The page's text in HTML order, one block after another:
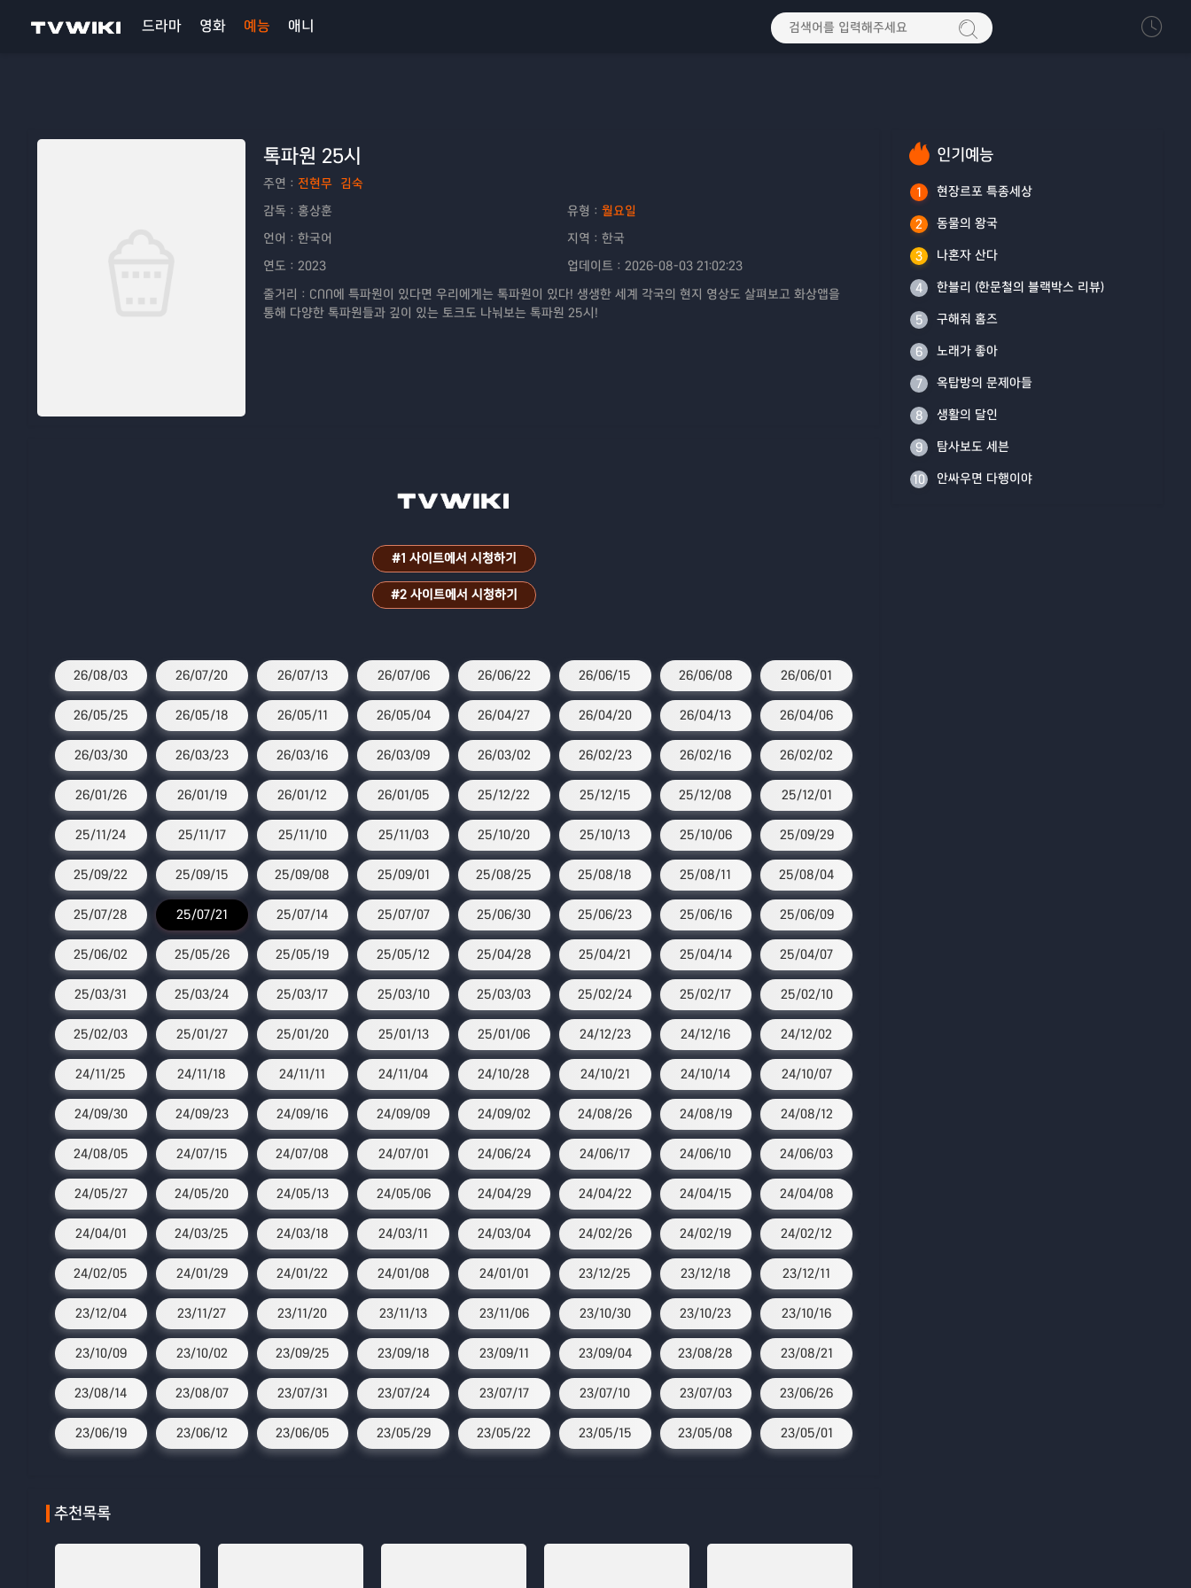
드라마 영화 예능 애니
톡파원 25시
주연： 전현무 김숙
감독： 홍상훈 유형： 월요일
언어： 한국어 지역： 한국
연도： 2023 업데이트： 2026-08-03 21:02:23
줄거리： CNN에 특파원이 있다면 우리에게는 톡파원이 있다! 생생한 세계 각국의 현지 영상도 살펴보고 화상앱을
통해 다양한 톡파원들과 깊이 있는 토크도 나눠보는 톡파원 25시!
#1 사이트에서 시청하기
#2 사이트에서 시청하기
26/08/03 26/07/20 26/07/13 26/07/06 26/06/22 26/06/15 26/06/08 26/06/01
26/05/25 26/05/18 26/05/11 26/05/04 26/04/27 26/04/20 26/04/13 26/04/06
26/03/30 26/03/23 26/03/16 26/03/09 26/03/02 26/02/23 26/02/16 26/02/02
26/01/26 26/01/19 26/01/12 26/01/05 25/12/22 25/12/15 25/12/08 25/12/01
25/11/24 25/11/17 25/11/10 25/11/03 25/10/20 25/10/13 25/10/06 25/09/29
25/09/22 25/09/15 25/09/08 25/09/01 25/08/25 25/08/18 25/08/11 25/08/04
25/07/28 25/07/21 25/07/14 25/07/07 25/06/30 25/06/23 25/06/16 25/06/09
25/06/02 25/05/26 25/05/19 25/05/12 25/04/28 25/04/21 25/04/14 25/04/07
25/03/31 25/03/24 25/03/17 25/03/10 25/03/03 25/02/24 25/02/17 25/02/10
25/02/03 25/01/27 25/01/20 25/01/13 25/01/06 24/12/23 24/12/16 24/12/02
24/11/25 24/11/18 24/11/11 24/11/04 24/10/28 24/10/21 24/10/14 24/10/07
24/09/30 24/09/23 24/09/16 24/09/09 24/09/02 24/08/26 24/08/19 24/08/12
24/08/05 24/07/15 24/07/08 24/07/01 24/06/24 24/06/17 24/06/10 24/06/03
24/05/27 24/05/20 24/05/13 24/05/06 24/04/29 24/04/22 24/04/15 24/04/08
24/04/01 24/03/25 24/03/18 24/03/11 24/03/04 24/02/26 24/02/19 24/02/12
24/02/05 24/01/29 24/01/22 24/01/08 24/01/01 23/12/25 23/12/18 23/12/11
23/12/04 23/11/27 23/11/20 23/11/13 23/11/06 23/10/30 23/10/23 23/10/16
23/10/09 23/10/02 23/09/25 23/09/18 23/09/11 23/09/04 23/08/28 23/08/21
23/08/14 23/08/07 23/07/31 23/07/24 23/07/17 23/07/10 23/07/03 23/06/26
23/06/19 23/06/12 23/06/05 23/05/29 23/05/22 23/05/15 23/05/08 23/05/01
추천목록
인기예능
1 현장르포 특종세상
2 동물의 왕국
3 나혼자 산다
4 한블리 (한문철의 블랙박스 리뷰)
5 구해줘 홈즈
6 노래가 좋아
7 옥탑방의 문제아들
8 생활의 달인
9 탐사보도 세븐
10 안싸우면 다행이야